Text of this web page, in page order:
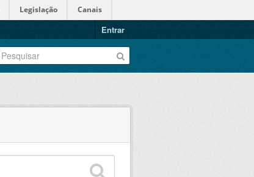
Legislação Canais
Entrar